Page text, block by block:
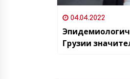
04.04.2022
Грузии